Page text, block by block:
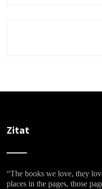
Zitat
“The books we love, they
places in the pages, those